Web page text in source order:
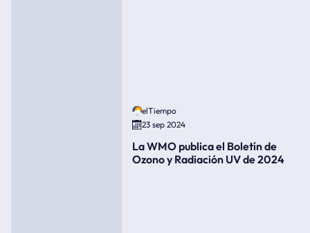
elTiempo
23 sep 2024
La WMO publica el Boletín de
Ozono y Radiación UV de 2024